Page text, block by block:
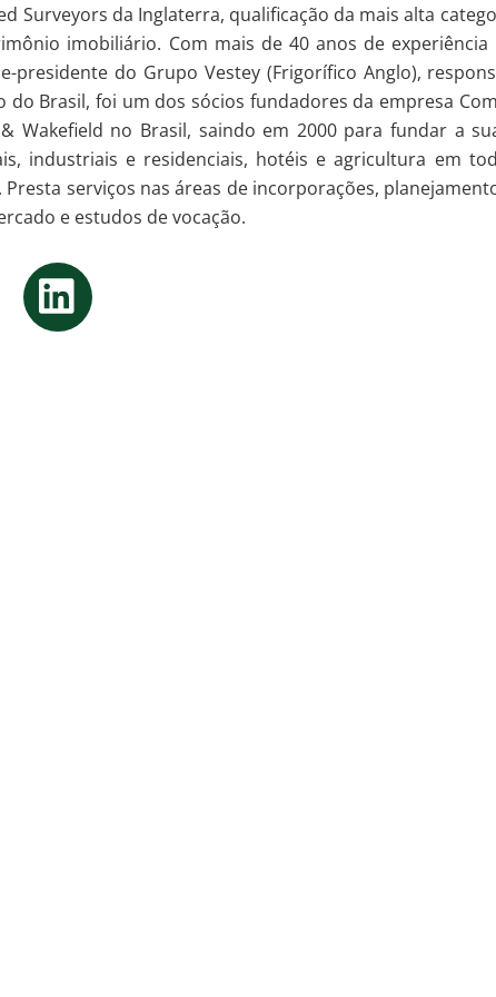
Surveyors da Inglaterra, qualificação da mais alta
imobiliário. Com mais de 40 anos de
presidente do Grupo Vestey (Frigorífico Anglo),
do Brasil, foi um dos sócios fundadores da empresa
Wakefield no Brasil, saindo em 2000 para fundar a
industriais e residenciais, hotéis e agricultura em
serviços nas áreas de incorporações,
e estudos de vocação.